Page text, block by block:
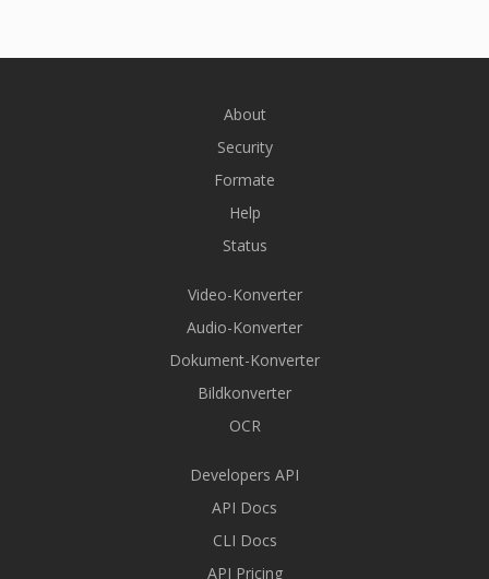
About
Security
Formate
Help
Status
Video-Konverter
Audio-Konverter
Dokument-Konverter
Bildkonverter
OCR
Developers API
API Docs
CLI Docs
API Pricing